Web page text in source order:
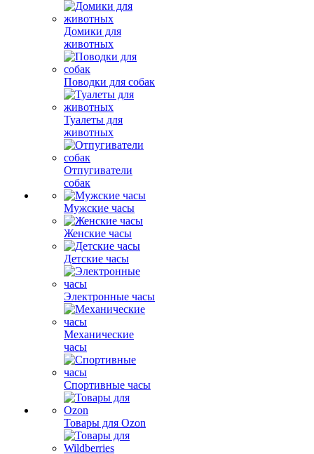
Домики для
животных
Поводки для собак
Туалеты для
животных
Отпугиватели
собак
Мужские часы
Женские часы
Детские часы
Электронные часы
Механические
часы
Спортивные часы
Товары для Ozon